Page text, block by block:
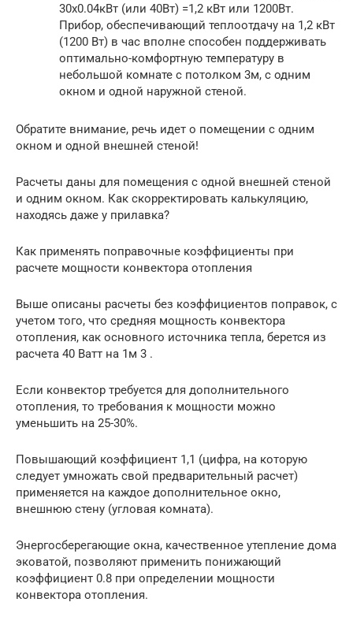
30х0.04кВт (или 40Вт) =1,2 кВт или 1200Вт.
Прибор, обеспечивающий теплоотдачу на 1,2 кВт
(1200 Вт) в час вполне способен поддерживать
оптимально-комфортную температуру в
небольшой комнате с потолком 3м, с одним
окном и одной наружной стеной.
Обратите внимание, речь идет о помещении с одним
окном и одной внешней стеной!
Расчеты даны для помещения с одной внешней стеной
и одним окном. Как скорректировать калькуляцию,
находясь даже у прилавка?
Как применять поправочные коэффициенты при
расчете мощности конвектора отопления
Выше описаны расчеты без коэффициентов поправок, с
учетом того, что средняя мощность конвектора
отопления, как основного источника тепла, берется из
расчета 40 Ватт на 1м 3 .
Если конвектор требуется для дополнительного
отопления, то требования к мощности можно
уменьшить на 25-30%.
Повышающий коэффициент 1,1 (цифра, на которую
следует умножать свой предварительный расчет)
применяется на каждое дополнительное окно,
внешнюю стену (угловая комната).
Энергосберегающие окна, качественное утепление дома
эковатой, позволяют применить понижающий
коэффициент 0.8 при определении мощности
конвектора отопления.